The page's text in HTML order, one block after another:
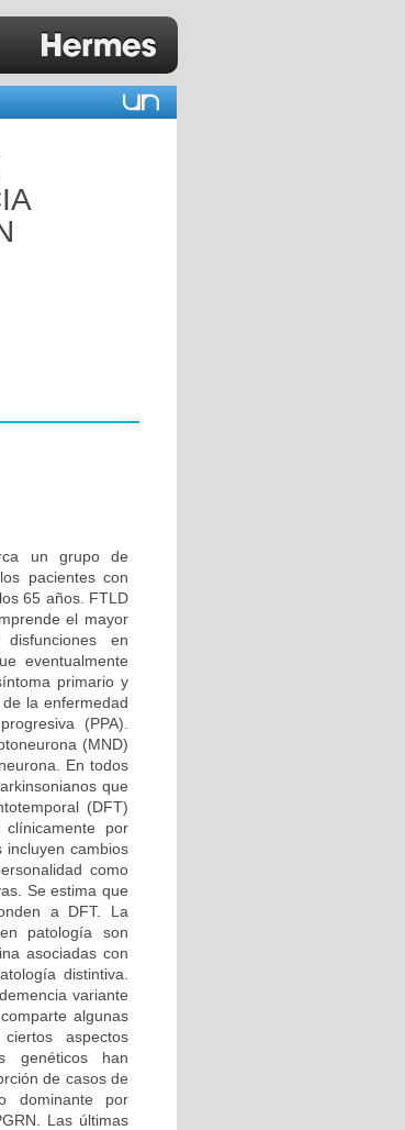
un grupo de
pacientes con
65 años. FTLD
el mayor
en
eventualmente
primario y
la enfermedad
(PPA).
(MND)
En todos
que
(DFT)
por
incluyen cambios
como
Se estima que
a DFT. La
patología son
asociadas con
distintiva.
variante
algunas
aspectos
genéticos han
de casos de
dominante por
Las últimas